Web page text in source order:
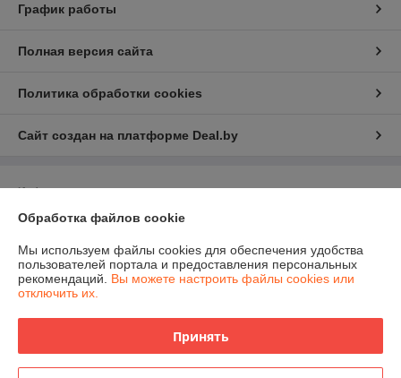
График работы
Полная версия сайта
Политика обработки cookies
Сайт создан на платформе Deal.by
Информация для покупателя
Юридическое лицо:ЧПТУП "Белфрезмет"
Регистрационный номер ЕГР: 191499355
УНП: 191499355
Регистрационный орган: Управление экономики администрации
Обработка файлов cookie
Мы используем файлы cookies для обеспечения удобства
пользователей портала и предоставления персональных
рекомендаций. Вы можете настроить файлы cookies или
отключить их.
Принять